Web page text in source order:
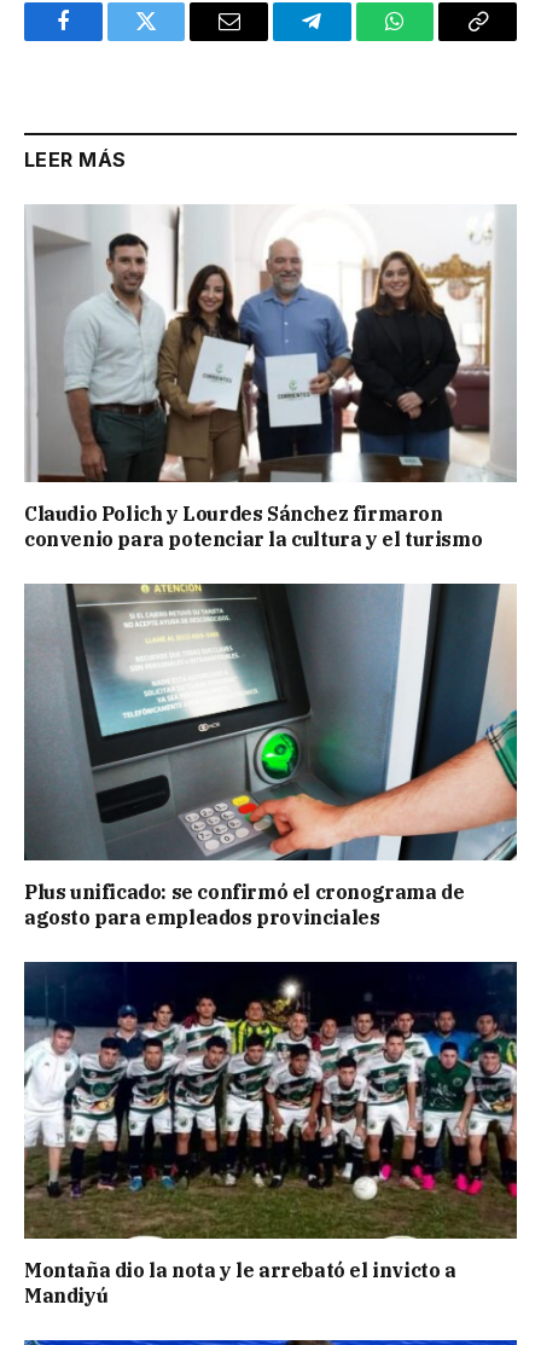
FacebookTwitter Email TelegramWhatsAppCopy
LEER MÁS
Claudio Polich y Lourdes Sánchez firmaron
convenio para potenciar la cultura y el turismo
Plus unificado: se confirmó el cronograma de
agosto para empleados provinciales
Montaña dio la nota y le arrebató el invicto a
Mandiyú